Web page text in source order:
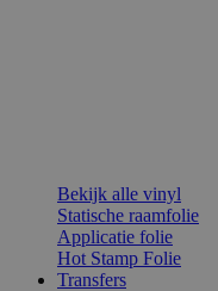
Bekijk alle vinyl
Statische raamfolie
Applicatie folie
Hot Stamp Folie
Transfers